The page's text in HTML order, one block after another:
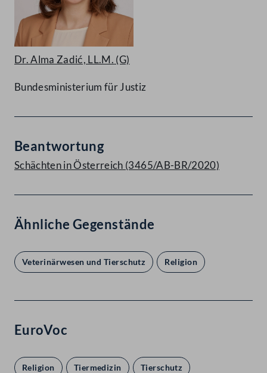
Dr. Alma Zadić, LL.M. (G)
Bundesministerium für Justiz
Beantwortung
Schächten in Österreich (3465/AB-BR/2020)
Ähnliche Gegenstände
Veterinärwesen und Tierschutz Religion
EuroVoc
Religion Tiermedizin Tierschutz